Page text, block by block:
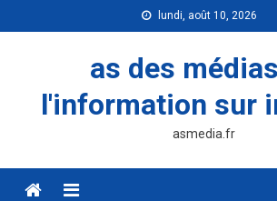
to
lundi, août 10, 2026
as des
l'information sur
asmedia.fr
Menu